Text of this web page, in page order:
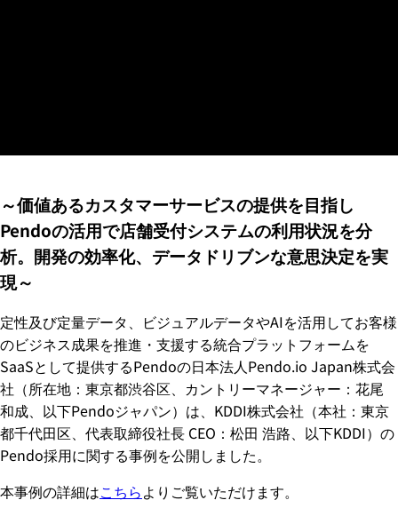
～価値あるカスタマーサービスの提供を目指し
Pendoの活用で店舗受付システムの利用状況を分
析。開発の効率化、データドリブンな意思決定を実
現～
定性及び定量データ、ビジュアルデータやAIを活用してお客様
のビジネス成果を推進・支援する統合プラットフォームを
SaaSとして提供するPendoの日本法人Pendo.io Japan株式会
社（所在地：東京都渋谷区、カントリーマネージャー：花尾
和成、以下Pendoジャパン）は、KDDI株式会社（本社：東京
都千代田区、代表取締役社長 CEO：松田 浩路、以下KDDI）の
Pendo採用に関する事例を公開しました。
本事例の詳細はこちらよりご覧いただけます。